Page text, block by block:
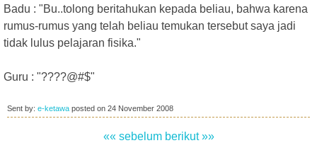
Badu : "Bu..tolong beritahukan kepada beliau, bahwa karena
rumus-rumus yang telah beliau temukan tersebut saya jadi
tidak lulus pelajaran fisika."
Guru : "????@#$"
Sent by: e-ketawa posted on 24 November 2008
«« sebelum berikut »»